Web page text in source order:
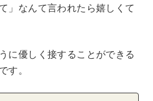
」なんて言われたら嬉しくて
に優しく接することができる
す。